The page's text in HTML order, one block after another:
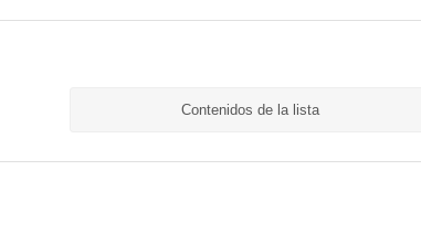
Contenidos de la lista